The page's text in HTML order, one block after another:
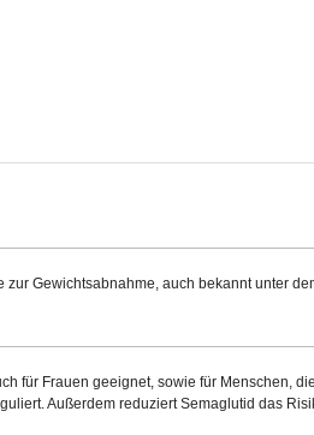
Gewichtsabnahme, auch bekannt unter
für Frauen geeignet, sowie für Menschen,
Außerdem reduziert Semaglutid das